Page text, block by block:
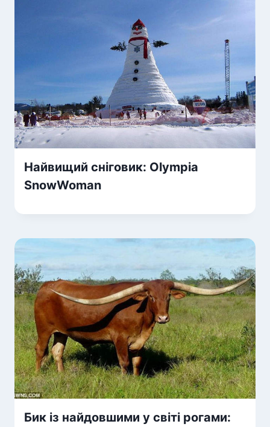
Найвищий сніговик: Olympia
SnowWoman
Бик із найдовшими у світі рогами: